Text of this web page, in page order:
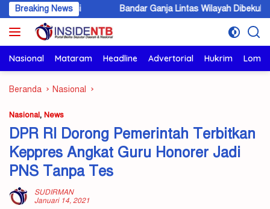
Langsung
ke
konten
Breaking NewsBandar Ganja Lintas Wilayah Dibekuk di KSB, 5,6
Nasional Mataram Headline Advertorial Hukrim
Beranda Nasional
Nasional, News
DPR RI Dorong Pemerintah Terbitkan
Keppres Angkat Guru Honorer Jadi
PNS Tanpa Tes
SUDIRMAN
Januari 14, 2021